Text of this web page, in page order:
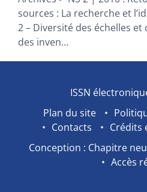
sources : La recherche et
2 – Diversité des échelles et
des inven…
ISSN
Plan du site
Contacts
Crédits
Conception : Chapitre
Accès